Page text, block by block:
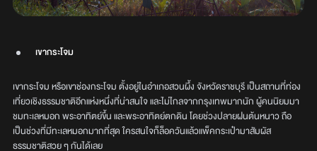
เขากระโจม
เขากระโจม หรือเขาช่องกระโจม ตั้งอยู่ในอำเภอสวนผึ้ง จังหวัดราชบุรี เป็นสถานที่ท่อง
เที่ยวเชิงธรรมชาติอีกแห่งหนึ่งที่น่าสนใจ และไม่ไกลจากกรุงเทพมากนัก ผู้คนนิยมมา
ชมทะเลหมอก พระอาทิตย์ขึ้น และพระอาทิตย์ตกดิน โดยช่วงปลายฝนต้นหนาว ถือ
เป็นช่วงที่มีทะเลหมอกมากที่สุด ใครสนใจก็ล็อควันแล้วแพ็คกระเป๋ามาสัมผัส
ธรรมชาติสวย ๆ กันได้เลย